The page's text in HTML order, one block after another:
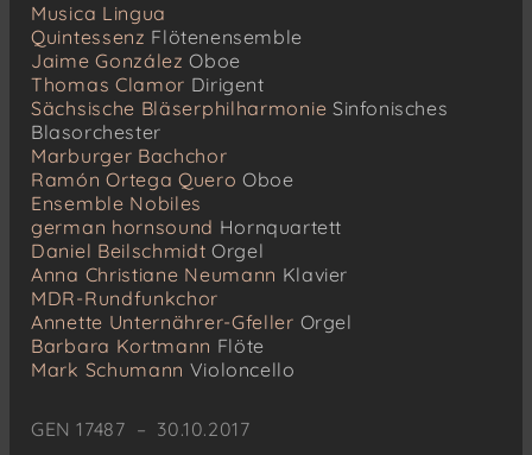
Musica Lingua
Quintessenz Flötenensemble
Jaime González Oboe
Thomas Clamor Dirigent
Sächsische Bläserphilharmonie Sinfonisches
Blasorchester
Marburger Bachchor
Ramón Ortega Quero Oboe
Ensemble Nobiles
german hornsound Hornquartett
Daniel Beilschmidt Orgel
Anna Christiane Neumann Klavier
MDR-Rundfunkchor
Annette Unternährer-Gfeller Orgel
Barbara Kortmann Flöte
Mark Schumann Violoncello
GEN 17487 – 30.10.2017